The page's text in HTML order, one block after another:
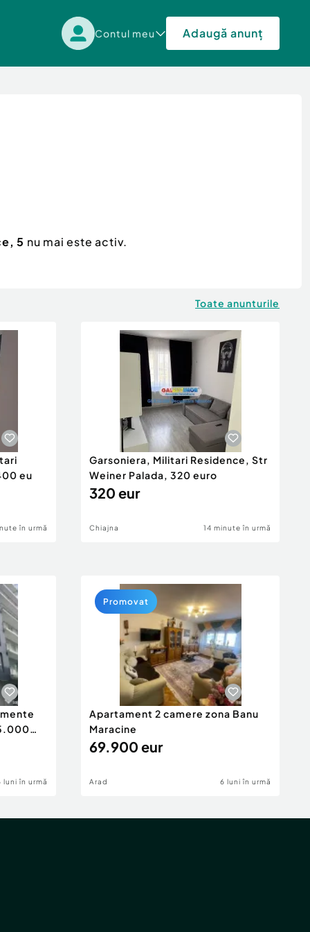
Contul meu Adaugă anunț
5 nu mai este activ.
Toate anunturile
eu
în urmă
Garsoniera, Militari Residence, Str
Weiner Palada, 320 euro
320 eur
Chiajna 14 minute în urmă
luni în urmă
Apartament 2 camere zona Banu
Maracine
69.900 eur
Arad 6 luni în urmă
Promovat